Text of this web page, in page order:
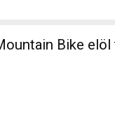
Bike